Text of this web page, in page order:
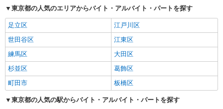
東京都の人気のエリアからバイト・アルバイト・パートを探す
足立区
江戸川区
世田谷区
江東区
練馬区
大田区
杉並区
葛飾区
町田市
板橋区
東京都の人気の駅からバイト・アルバイト・パートを探す